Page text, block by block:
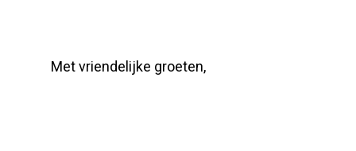
Met vriendelijke groeten,